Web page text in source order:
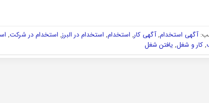
آگهی استخدام,آگهی کار, استخدام, استخدام در البرز, استخدام در شرکت,
,کار و شغل, یافتن شغل